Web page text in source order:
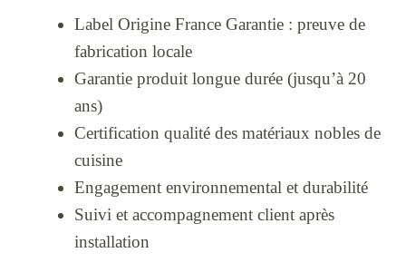
Label Origine France Garantie : preuve de
fabrication locale
Garantie produit longue durée (jusqu’à 20
ans)
Certification qualité des matériaux nobles de
cuisine
Engagement environnemental et durabilité
Suivi et accompagnement client après
installation